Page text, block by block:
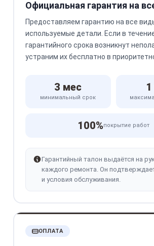
Официальная гарантия на
Предоставляем гарантию на все
используемые детали. Если в
гарантийного срока возникнут
устраним их бесплатно в
3 мес
минимальный срок
100%покрытие работ
Гарантийный талон выдаётся на
каждого ремонта. Он
и условия обслуживания.
ОПЛАТА